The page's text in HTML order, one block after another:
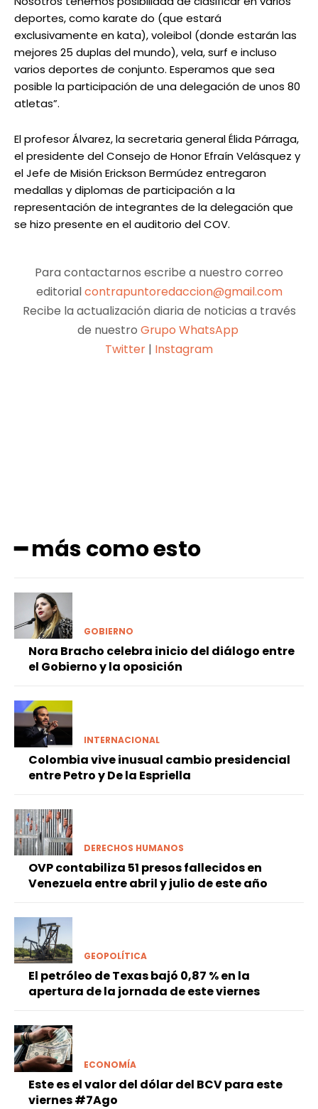
deportes, como karate do (que estará
exclusivamente en kata), voleibol (donde estarán las
mejores 25 duplas del mundo), vela, surf e incluso
varios deportes de conjunto. Esperamos que sea
posible la participación de una delegación de unos 80
atletas”.
El profesor Álvarez, la secretaria general Élida Párraga,
el presidente del Consejo de Honor Efraín Velásquez y
el Jefe de Misión Erickson Bermúdez entregaron
medallas y diplomas de participación a la
representación de integrantes de la delegación que
se hizo presente en el auditorio del COV.
Para contactarnos escribe a nuestro correo
editorialcontrapuntoredaccion@gmail.com
Recibe la actualización diaria de noticias a través
de nuestro Grupo WhatsApp
Twitter | Instagram
━ más como esto
GOBIERNO
Nora Bracho celebra inicio del diálogo entre
el Gobierno y la oposición
INTERNACIONAL
Colombia vive inusual cambio presidencial
entre Petro y De la Espriella
DERECHOS HUMANOS
OVP contabiliza 51 presos fallecidos en
Venezuela entre abril y julio de este año
GEOPOLÍTICA
El petróleo de Texas bajó 0,87 % en la
apertura de la jornada de este viernes
ECONOMÍA
Este es el valor del dólar del BCV para este
viernes #7Ago